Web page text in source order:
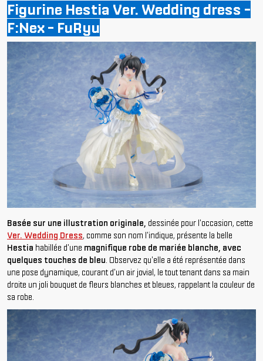
Figurine Hestia Ver. Wedding dress -
F:Nex - FuRyu
Basée sur une illustration originale, dessinée pour l'occasion, cette
Ver. Wedding Dress, comme son nom l'indique, présente la belle
Hestia habillée d'une magnifique robe de mariée blanche, avec
quelques touches de bleu. Observez qu'elle a été représentée dans
une pose dynamique, courant d'un air jovial, le tout tenant dans sa main
droite un joli bouquet de fleurs blanches et bleues, rappelant la couleur de
sa robe.